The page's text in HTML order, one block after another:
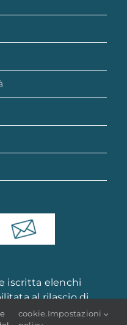
iscritta elenchi
al rilascio di
cookie.Impostazioni